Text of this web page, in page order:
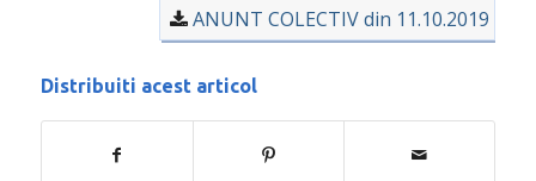
ANUNT COLECTIV din 11.10.2019
Distribuiti acest articol